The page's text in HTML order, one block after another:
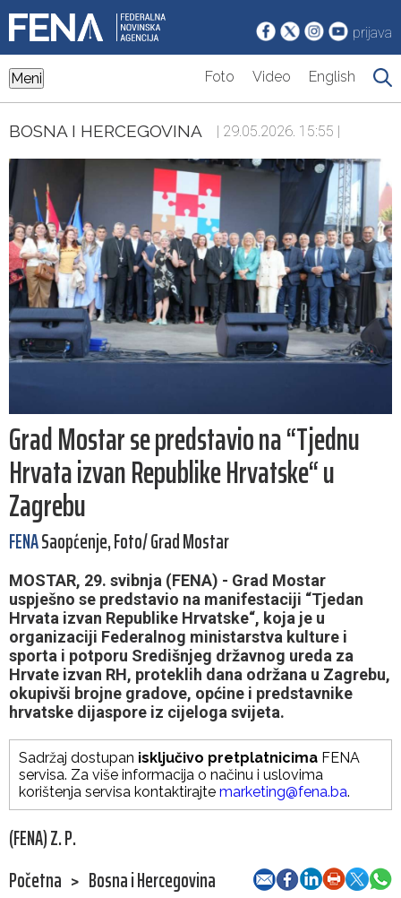
prijava
Meni Foto Video English
BOSNA I HERCEGOVINA | 29.05.2026. 15:55 |
Grad Mostar se predstavio na “Tjednu
Hrvata izvan Republike Hrvatske“ u
Zagrebu
FENASaopćenje, Foto/ Grad Mostar
MOSTAR, 29. svibnja (FENA) - Grad Mostar
uspješno se predstavio na manifestaciji “Tjedan
Hrvata izvan Republike Hrvatske“, koja je u
organizaciji Federalnog ministarstva kulture i
sporta i potporu Središnjeg državnog ureda za
Hrvate izvan RH, proteklih dana održana u Zagrebu,
okupivši brojne gradove, općine i predstavnike
hrvatske dijaspore iz cijeloga svijeta.
Sadržaj dostupan isključivo pretplatnicima FENA
servisa. Za više informacija o načinu i uslovima
korištenja servisa kontaktirajte marketing@fena.ba.
(FENA) Z. P.
Početna > Bosna i Hercegovina